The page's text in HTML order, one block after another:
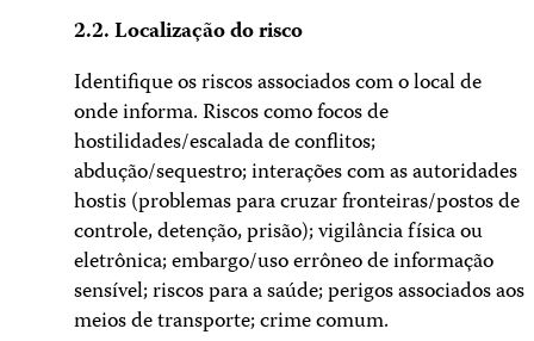
2.2. Localização do risco
Identifique os riscos associados com o local de
onde informa. Riscos como focos de
hostilidades/escalada de conflitos;
abdução/sequestro; interações com as autoridades
hostis (problemas para cruzar fronteiras/postos de
controle, detenção, prisão); vigilância física ou
eletrônica; embargo/uso errôneo de informação
sensível; riscos para a saúde; perigos associados aos
meios de transporte; crime comum.